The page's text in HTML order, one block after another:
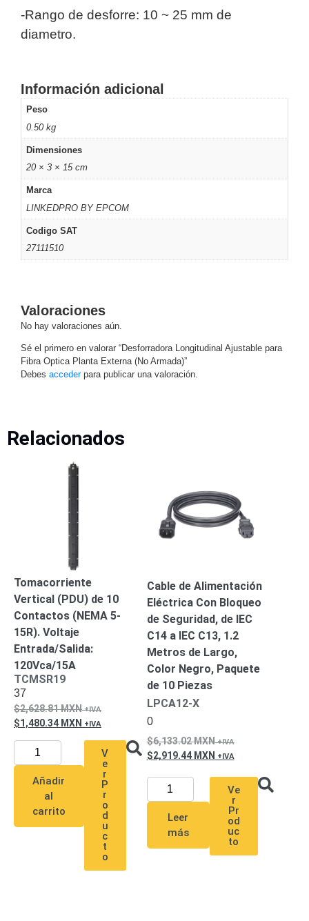
MotorizadoNVRs
CajaPTZTérmicasWiFi
Inalámbricas
Cámaras
y DVRs
HD
TurboHD
/ AHD /
HD-TVI
Ambientes
Salinos
/ Eyeball /
-
PinholePTZVideograbadoras
- TurboHD
TVI / AHD
Industrial
Cámaras
Industriales
Adaptadores
de
Alimentación
de
Alimentación
con
Respaldo
PoEPDUPlantas
de
Energía
AlcanceUPS
- No Break
Kits-
Sistemas
Completos
IP
Megapixel
TurboHD
de 4
TurboHD
-Rango de desforre: 10 ~ 25 mm de
diametro.
Información adicional
Peso
0.50 kg
Dimensiones
20 × 3 × 15 cm
Marca
LINKEDPRO BY EPCOM
Codigo SAT
27111510
Valoraciones
No hay valoraciones aún.
Sé el primero en valorar “Desforradora Longitudinal Ajustable para
Fibra Optica Planta Externa (No Armada)”
Debes accederpara publicar una valoración.
Relacionados
Tomacorriente
Vertical (PDU) de 10
Contactos (NEMA 5-
15R). Voltaje
Entrada/Salida:
120Vca/15A
TCMSR19
37
2,628.81MXN
1,480.34 MXN
Añadir
al
carrito
V
e
r
P
r
o
d
u
c
t
o
Cable de Alimentación
Eléctrica Con Bloqueo
de Seguridad, de IEC
C14 a IEC C13, 1.2
Metros de Largo,
Color Negro, Paquete
de 10 Piezas
LPCA12-X
0
6,133.02MXN
2,919.44 MXN
Leer
más
Ve
r
Pr
od
uc
to